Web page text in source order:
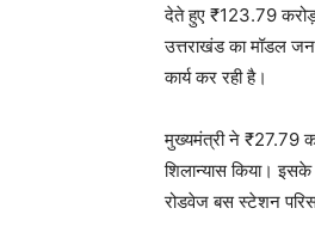
देते हुए ₹123.79 करोड़
उत्तराखंड का मॉडल
कार्य कर रही है।
मुख्यमंत्री ने ₹27.79
शिलान्यास किया।
रोडवेज बस स्टेशन